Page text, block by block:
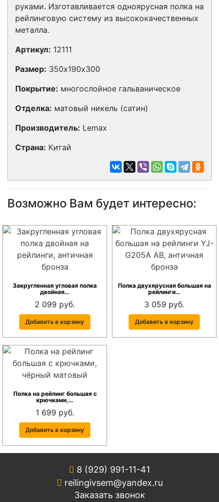
руками. Изготавливается одноярусная полка на
рейлинговую систему из высококачественных
металла.
Артикул: 12111
Размер: 350х190х300
Покрытие: многослойное гальваническое
Отделка: матовый никель (сатин)
Производитель: Lemax
Страна: Китай
Возможно Вам будет интересно:
Закругленная угловая полка
двойная…
2 099 руб.
Добавить в корзину
Полка двухярусная большая на
рейлинги…
3 059 руб.
Добавить в корзину
Полка на рейлинг большая с
крючками,…
1 699 руб.
Добавить в корзину
8 (929) 991-11-41
reilingivsem@yandex.ru
Заказать звонок